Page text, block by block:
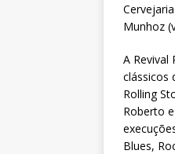
Munhoz
A
clássicos
Rolling
Roberto
Blues,